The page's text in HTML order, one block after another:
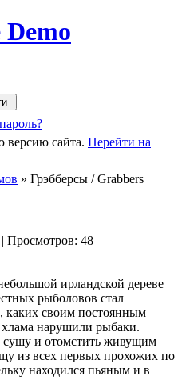
версию сайта. Перейти на
» Грэбберсы / Grabbers
Просмотров: 48
ирландской дереве
рыболовов стал
своим постоянным
нарушили рыбаки.
и отомстить живущим
из всех первых прохожих по
находился пьяным и в